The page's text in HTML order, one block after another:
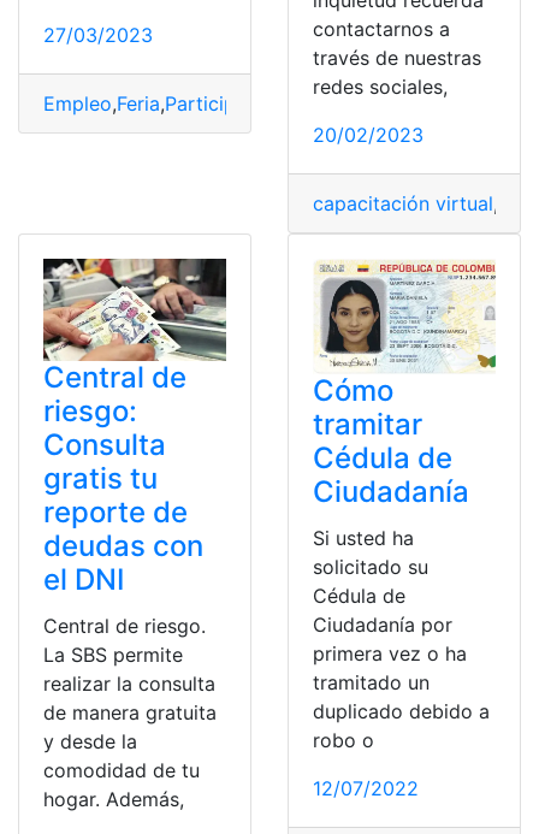
27/03/2023
Empleo,Feria,Participación plataforma virtual
contactarnos a
través de nuestras
redes sociales,
20/02/2023
capacitación virtual,
Central de
riesgo:
Consulta
gratis tu
reporte de
deudas con
el DNI
Central de riesgo.
La SBS permite
realizar la consulta
de manera gratuita
y desde la
comodidad de tu
hogar. Además,
Cómo
tramitar
Cédula de
Ciudadanía
Si usted ha
solicitado su
Cédula de
Ciudadanía por
primera vez o ha
tramitado un
duplicado debido a
robo o
12/07/2022